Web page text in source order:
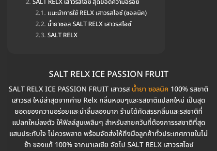
แนะนำการใช้ RELX เสาวรสไอซ์ (ซอลนิค)
น้ำยาซอล SALT RELX เสาวรสไอซ์
SALT RELX
SALT RELX ICE PASSION FRUIT
SALT RELX ICE PASSION FRUIT เสาวรส น้ำยา ซอลนิค 100% รสชาติ
เสาวรส ใหม่ล่าสุดจากค่าย Relx กลิ่นหอมๆและรสชาติแปลกใหม่ เป็นสุด
ยอดของความอร่อยและน่าลิ้มลองมาก ร้านได้คัดสรรกลิ่นและรสชาติที่
แปลกใหม่ลงตัว ให้ฟิลล์สูบเพลินๆ สำหรับสายควันที่ต้องการรสชาติที่สุด
แสนประทับใจ ไม่ควรพลาด พร้อมจัดส่งให้ถึงมือลูกค้าทั่วประเทศภายในไม่
ช้า ของแท้ 100% จากมาเลเซีย จัดไป SALT RELX เสาวรสไอซ์